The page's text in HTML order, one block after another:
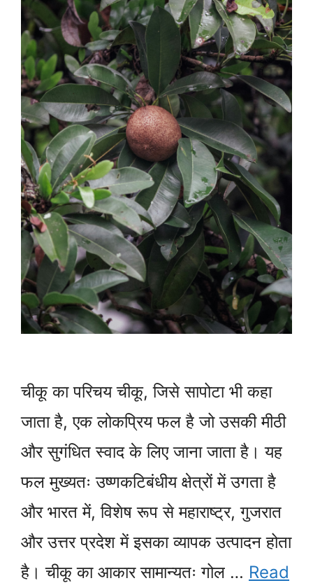
चीकू का परिचय चीकू, जिसे सापोटा भी कहा
जाता है, एक लोकप्रिय फल है जो उसकी मीठी
और सुगंधित स्वाद के लिए जाना जाता है। यह
फल मुख्यतः उष्णकटिबंधीय क्षेत्रों में उगता है
और भारत में, विशेष रूप से महाराष्ट्र, गुजरात
और उत्तर प्रदेश में इसका व्यापक उत्पादन होता
है। चीकू का आकार सामान्यतः गोल … Read